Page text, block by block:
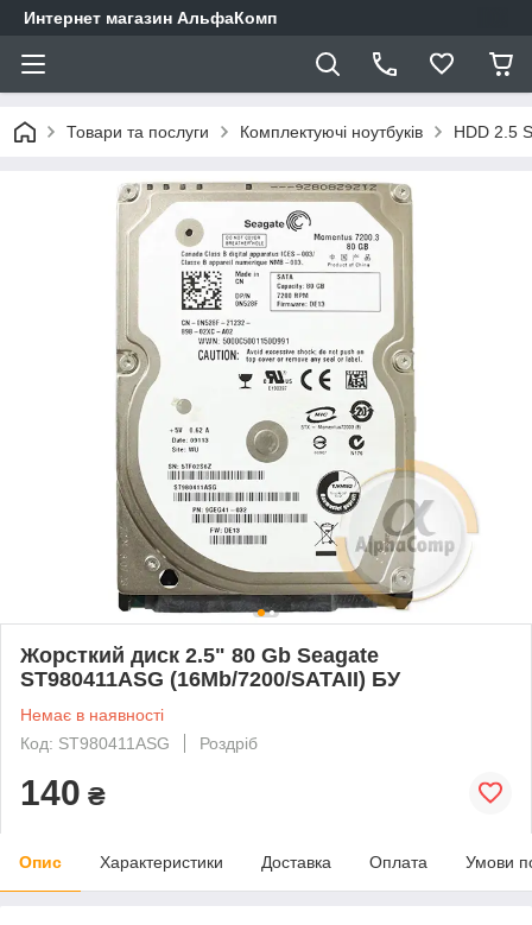
Интернет магазин АльфаКомп
Товари та послуги Комплектуючі ноутбуків HDD 2.5
Жорсткий диск 2.5" 80 Gb Seagate
ST980411ASG (16Mb/7200/SATAII) БУ
Немає в наявності
Код: ST980411ASG
Роздріб
140 ₴
Опис Характеристики Доставка Оплата Умови